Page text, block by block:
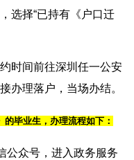
选择“已持有《户口迁
时间前往深圳任一公安
办理落户，当场办结。
毕业生，办理流程如下：
公众号，进入政务服务